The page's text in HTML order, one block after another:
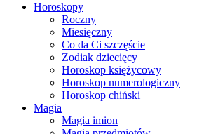
Horoskopy
Roczny
Miesięczny
Co da Ci szczęście
Zodiak dziecięcy
Horoskop księżycowy
Horoskop numerologiczny
Horoskop chiński
Magia
Magia imion